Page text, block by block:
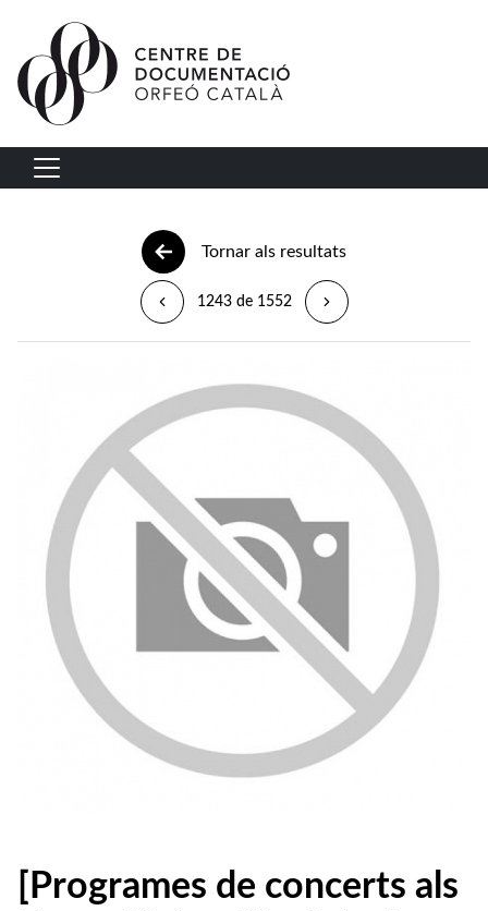
Vés al contingut
Navegació principal
Tornar als resultats
1243 de 1552
[Programes de concerts als